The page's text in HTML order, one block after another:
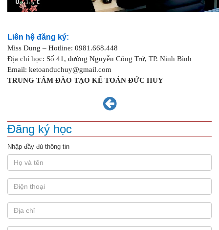
Liên hệ đăng ký:
Miss Dung – Hotline: 0981.668.448
Địa chỉ học: Số 41, đường Nguyễn Công Trứ, TP. Ninh Bình
Email: ketoanduchuy@gmail.com
TRUNG TÂM ĐÀO TẠO KẾ TOÁN ĐỨC HUY
Đăng ký học
Nhập đầy đủ thông tin